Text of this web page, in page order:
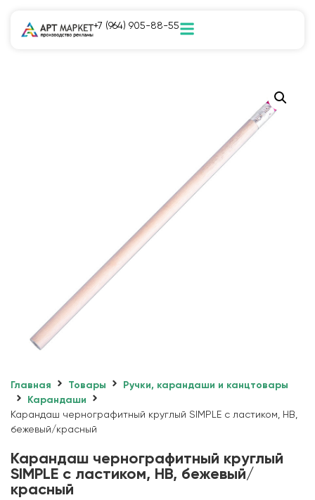
+7 (964) 905-88-55
Главная Товары
Ручки, карандаши и канцтовары
Карандаши
Карандаш чернографитный круглый SIMPLE с ластиком, HB,
бежевый/красный
Карандаш чернографитный круглый
SIMPLE с ластиком, HB, бежевый/
красный